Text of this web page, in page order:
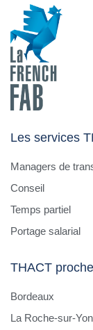
Les services
Managers de
Conseil
Temps partiel
Portage salarial
THACT
Bordeaux
La Roche-sur-Yon